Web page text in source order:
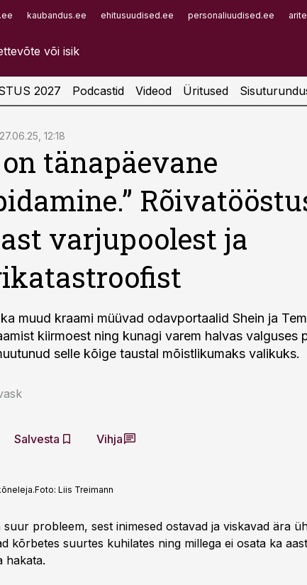
kaubandus.ee ehitusuudised.ee personaliuudised.ee
Infopank
2027 Podcastid Videod Üritused
27.06.25, 12:18
on tänapäevane
varjupoolest ja
muud kraami müüvad odavportaalid Shein ja
kiirmoest ning kunagi varem halvas valguses
selle kõige taustal mõistlikumaks valikuks.
Salvesta Vihja
Foto: Liis Treimann
suur probleem, sest inimesed ostavad ja viskavad ära
kõrbetes suurtes kuhilates ning millega ei osata ka
hakata.